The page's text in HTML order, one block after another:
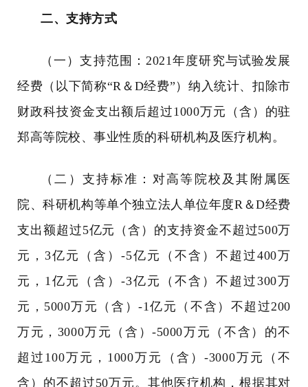
二、支持方式
（一）支持范围：2021年度研究与试验发展
经费（以下简称“R ＆ D经费” ）纳入统计、扣除市
财政科技资金支出额后超过1000万元（含）的驻
郑高等院校、事业性质的科研机构及医疗机构。
（二）支持标准：对高等院校及其附属医
院、科研机构等单个独立法人单位年度R ＆D经费
支出额超过5亿元（含）的支持资金不超过500万
元，3亿元（含）-5亿元（不含）不超过400万
元， 1亿元（含）-3亿元（不含）不超过300万
元， 5000万元（含）-1亿元（不含）不超过200
万元， 3000万元（含）-5000万元（不含）的不
超过 100万元， 1000万元（含）-3000万元（不
含）的不超过50万元。其他医疗机构，根据其对